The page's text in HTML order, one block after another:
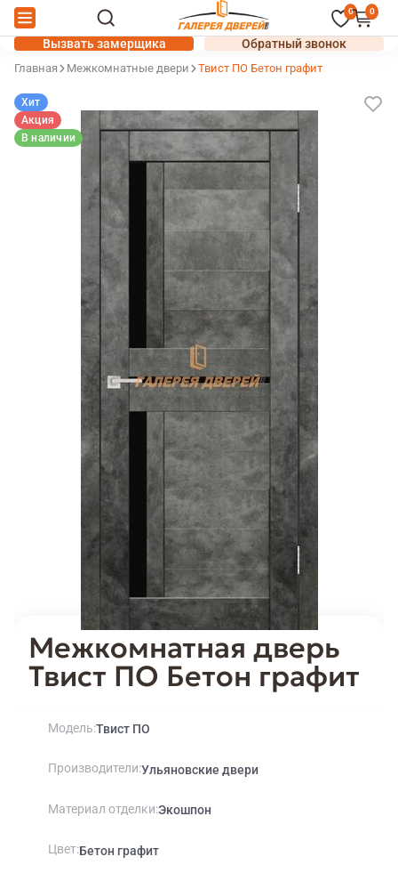
0 0
Вызвать замерщика Обратный звонок
Главная Межкомнатные двери Твист ПО Бетон графит
Межкомнатная дверь
Твист ПО Бетон графит
Хит
Акция
В наличии
Модель Твист ПО
Производители Ульяновские двери
Материал отделки Экошпон
Цвет Бетон графит